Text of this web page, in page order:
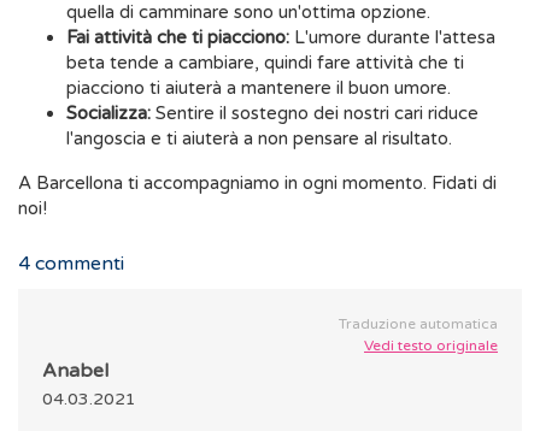
quella di camminare sono un'ottima opzione.
Fai attività che ti piacciono: L'umore durante l'attesa
beta tende a cambiare, quindi fare attività che ti
piacciono ti aiuterà a mantenere il buon umore.
Socializza: Sentire il sostegno dei nostri cari riduce
l'angoscia e ti aiuterà a non pensare al risultato.
A Barcellona ti accompagniamo in ogni momento. Fidati di
noi!
4 commenti
Traduzione automatica
Vedi testo originale
Anabel
04.03.2021